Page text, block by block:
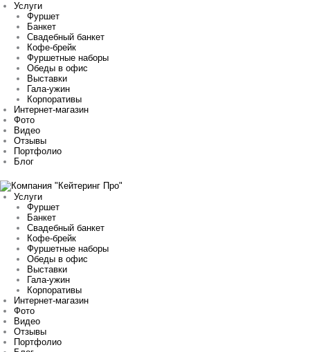
Услуги
Фуршет
Банкет
Свадебный банкет
Кофе-брейк
Фуршетные наборы
Обеды в офис
Выставки
Гала-ужин
Корпоративы
Интернет-магазин
Фото
Видео
Отзывы
Портфолио
Блог
Услуги
Фуршет
Банкет
Свадебный банкет
Кофе-брейк
Фуршетные наборы
Обеды в офис
Выставки
Гала-ужин
Корпоративы
Интернет-магазин
Фото
Видео
Отзывы
Портфолио